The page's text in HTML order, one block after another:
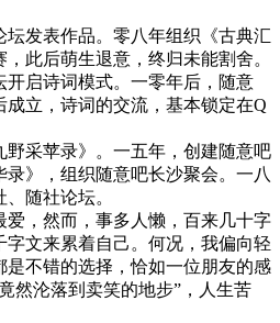
发表作品。零八年组织《古典汇
此后萌生退意，终归未能割舍。
启诗词模式。一零年后，随意
立，诗词的交流，基本锁定在Q
采苹录》。一五年，创建随意吧
》，组织随意吧长沙聚会。一八
随社论坛。
，然而，事多人懒，百来几十字
文来累着自己。何况，我偏向轻
不错的选择，恰如一位朋友的感
然沦落到卖笑的地步”，人生苦